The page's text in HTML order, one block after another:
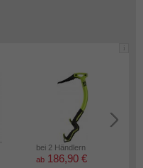
i
bei 2 Händlern
ab 186,90 €